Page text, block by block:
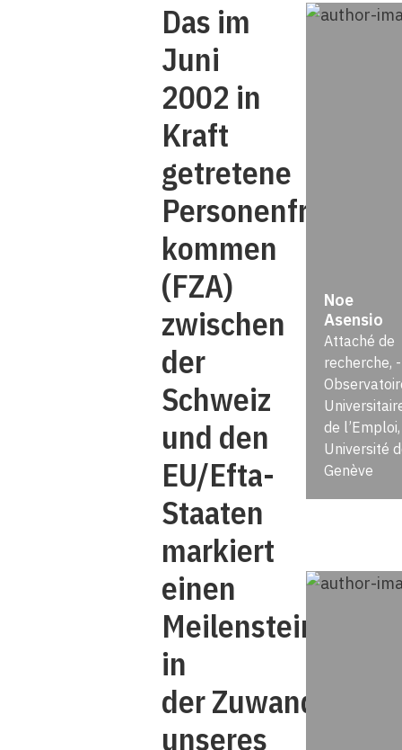
Das im
Juni
2002 in
Kraft
getretene
kommen
(FZA)
zwischen
der
Schweiz
und den
EU/Efta-
Staaten
markiert
einen
Meilenstein
in
der
unseres
Noe
Asensio
Attaché de
recherche, ­
de l’Emploi,
Université
Genève